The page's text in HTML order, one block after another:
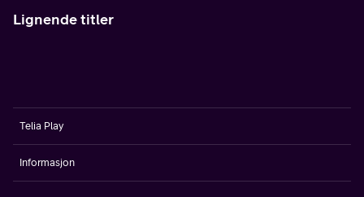
Lignende titler
Telia Play
Informasjon